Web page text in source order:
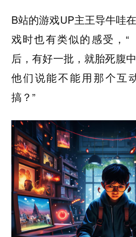
B站的游戏UP主王导牛哇
戏时也有类似的感受，“
后，有好一批，就胎死腹
他们说能不能用那个互
搞？”